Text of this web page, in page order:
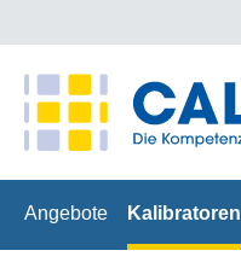
Angebote Kalibratoren